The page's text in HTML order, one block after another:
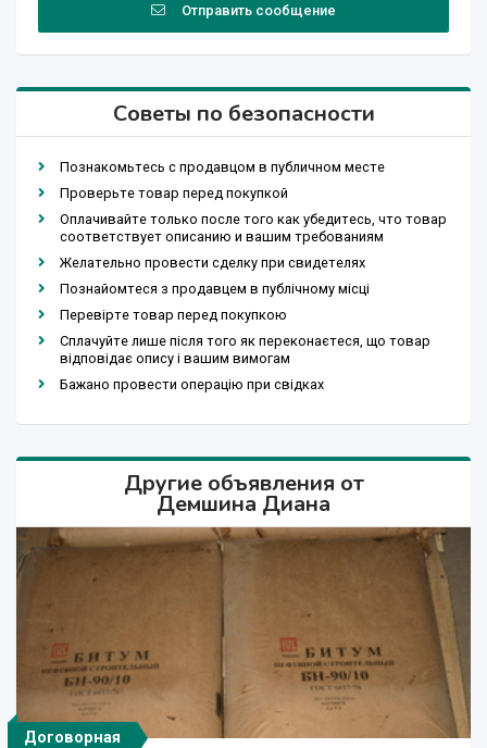
Отправить сообщение
Советы по безопасности
Познакомьтесь с продавцом в публичном месте
Проверьте товар перед покупкой
Оплачивайте только после того как убедитесь, что товар
соответствует описанию и вашим требованиям
Желательно провести сделку при свидетелях
Познайомтеся з продавцем в публічному місці
Перевірте товар перед покупкою
Сплачуйте лише після того як переконаєтеся, що товар
відповідає опису і вашим вимогам
Бажано провести операцію при свідках
Другие объявления от
Демшина Диана
Договорная
Договорная
Договорная
Договорная Договорная